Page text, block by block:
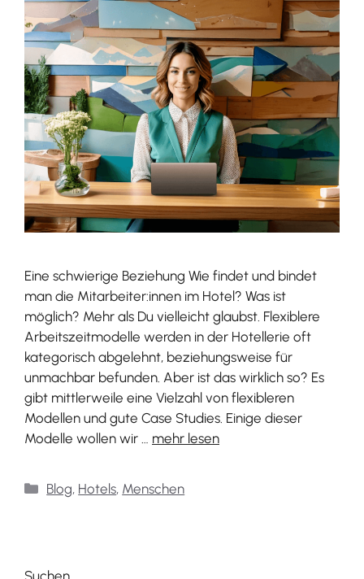
Eine schwierige Beziehung Wie findet und bindet
man die Mitarbeiter:innen im Hotel? Was ist
möglich? Mehr als Du vielleicht glaubst. Flexiblere
Arbeitszeitmodelle werden in der Hotellerie oft
kategorisch abgelehnt, beziehungsweise für
unmachbar befunden. Aber ist das wirklich so? Es
gibt mittlerweile eine Vielzahl von flexibleren
Modellen und gute Case Studies. Einige dieser
Modelle wollen wir … mehr lesen
Categories
Blog, Hotels, Menschen
Suchen